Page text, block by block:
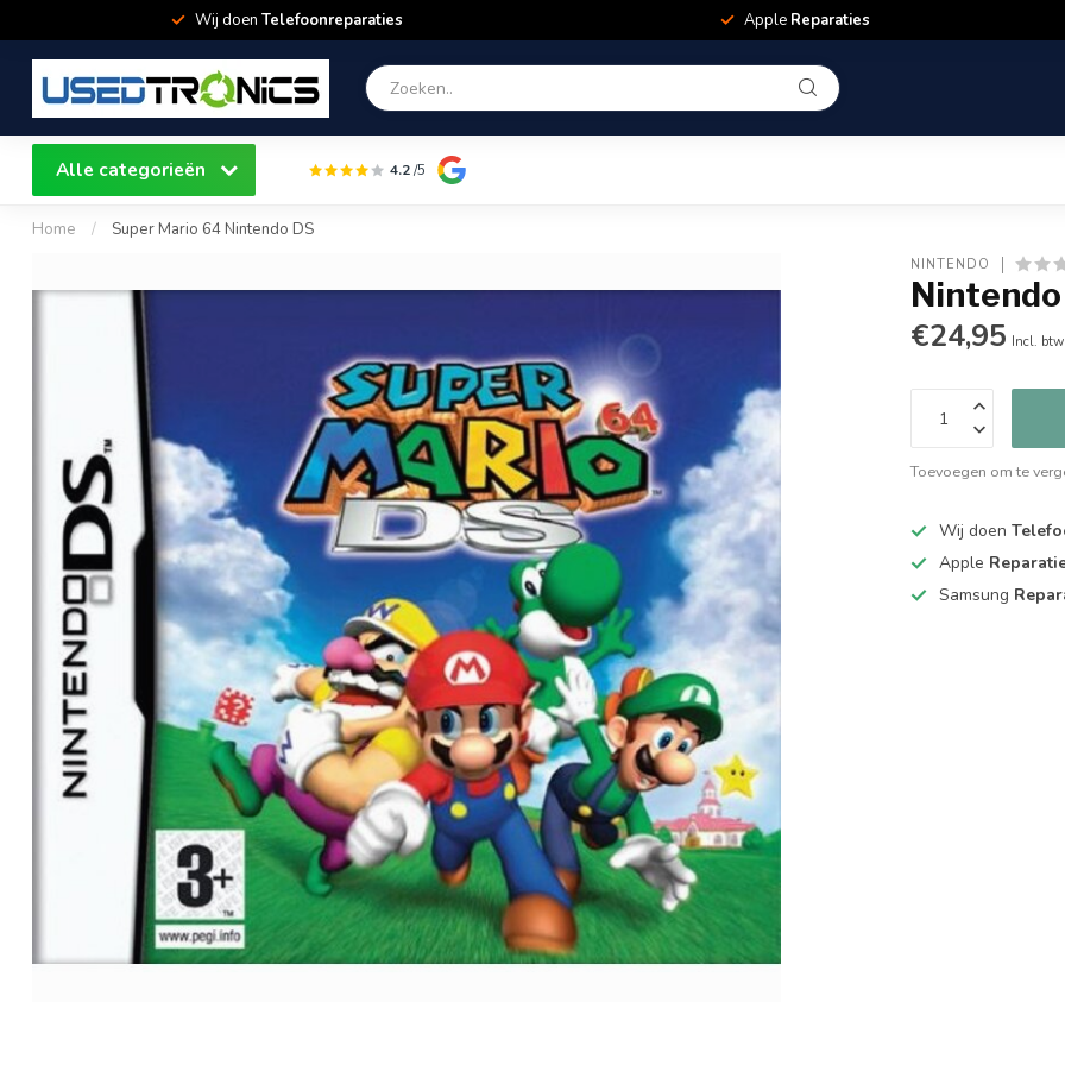
Wij doen Telefoonreparaties Apple Reparaties
Alle categorieën 4.2/5
Home / Super Mario 64 Nintendo DS
NINTENDO
€24,95 Incl. btw
Toevoegen om te
Wij doen
Apple
Samsung